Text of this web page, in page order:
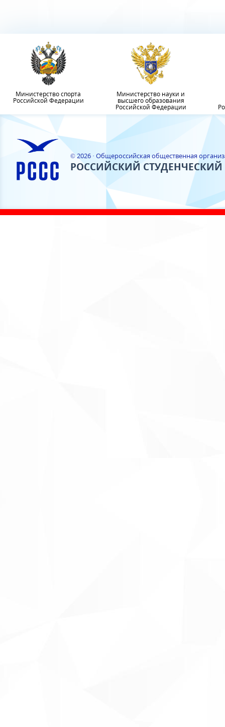
Министерство спорта
Российской Федерации
Министерство науки и
высшего образования
Российской Федерации
© 2026 · Общероссийская общественная
РОССИЙСКИЙ